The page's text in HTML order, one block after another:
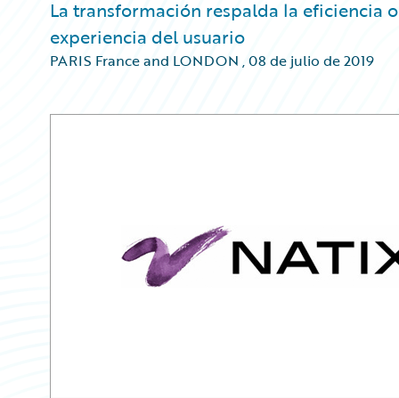
La transformación respalda la eficiencia
experiencia del usuario
PARIS France and LONDON ,08 de julio de 2019